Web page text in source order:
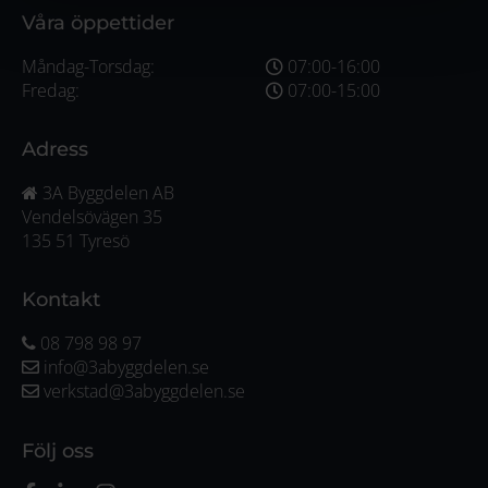
Våra öppettider
Måndag-Torsdag:
Fredag:
07:00-16:00
07:00-15:00
Adress
3A Byggdelen AB
Vendelsövägen 35
135 51 Tyresö
Kontakt
08 798 98 97
info@3abyggdelen.se
verkstad@3abyggdelen.se
Följ oss